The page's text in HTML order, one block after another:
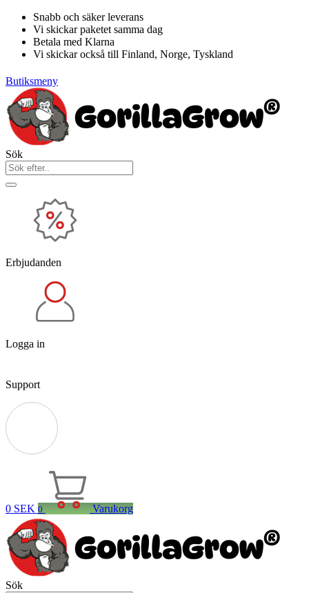
Hoppa
innehåll
Snabb och säker leverans
Vi skickar paketet samma dag
Betala med Klarna
Vi skickar också till Finland, Norge, Tyskland
Butiksmeny
Sök
Erbjudanden
Logga in
Support
0 SEK 0 Varukorg
Sök